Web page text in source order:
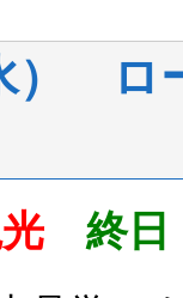
） ロ
終日